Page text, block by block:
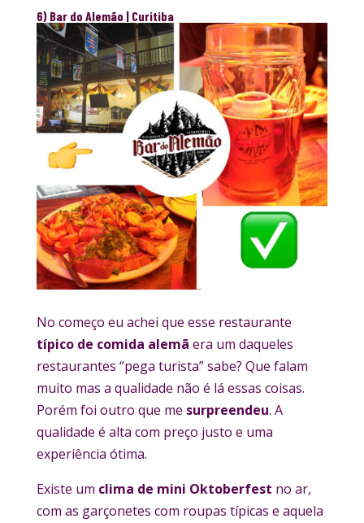
6) Bar do Alemão | Curitiba
No começo eu achei que esse restaurante
típico de comida alemã era um daqueles
restaurantes “pega turista” sabe? Que falam
muito mas a qualidade não é lá essas coisas.
Porém foi outro que me surpreendeu. A
qualidade é alta com preço justo e uma
experiência ótima.
Existe um clima de mini Oktoberfest no ar,
com as garçonetes com roupas típicas e aquela